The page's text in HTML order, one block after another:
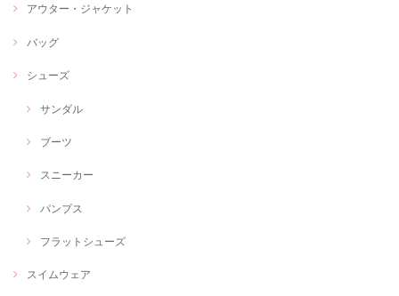
アウター・ジャケット
バッグ
シューズ
サンダル
ブーツ
スニーカー
パンプス
フラットシューズ
スイムウェア